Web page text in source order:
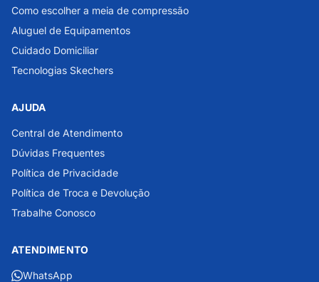
Como escolher a meia de compressão
Aluguel de Equipamentos
Cuidado Domiciliar
Tecnologias Skechers
AJUDA
Central de Atendimento
Dúvidas Frequentes
Política de Privacidade
Política de Troca e Devolução
Trabalhe Conosco
ATENDIMENTO
WhatsApp